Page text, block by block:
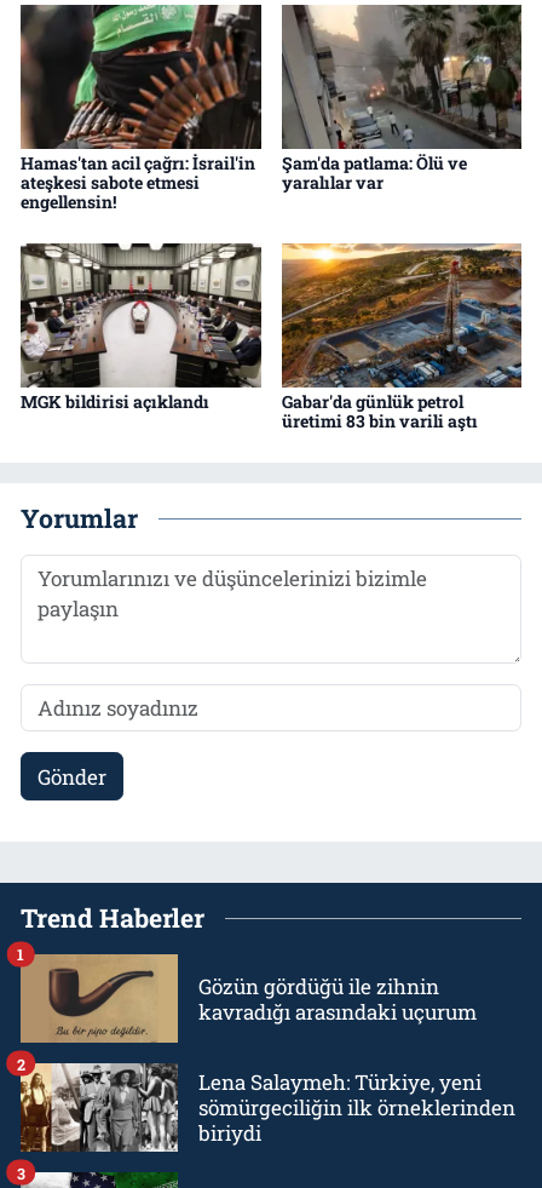
Hamas'tan acil çağrı: İsrail'in
ateşkesi sabote etmesi
engellensin!
Şam'da patlama: Ölü ve
yaralılar var
MGK bildirisi açıklandı
Gabar'da günlük petrol
üretimi 83 bin varili aştı
Yorumlar
Gönder
Trend Haberler
Gözün gördüğü ile zihnin
kavradığı arasındaki uçurum
1
Lena Salaymeh: Türkiye, yeni
sömürgeciliğin ilk örneklerinden
biriydi
2
3